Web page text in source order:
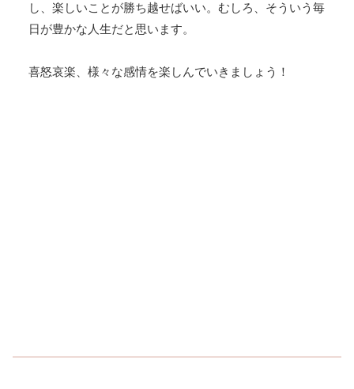
し、楽しいことが勝ち越せばいい。むしろ、そういう毎
日が豊かな人生だと思います。
喜怒哀楽、様々な感情を楽しんでいきましょう！